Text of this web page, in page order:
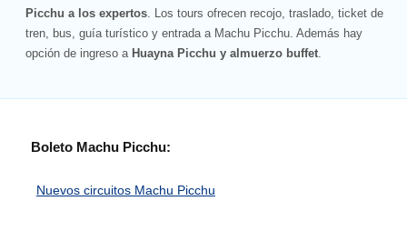
Picchu a los expertos. Los tours ofrecen recojo, traslado, ticket de
tren, bus, guía turístico y entrada a Machu Picchu. Además hay
opción de ingreso a Huayna Picchu y almuerzo buffet.
Boleto Machu Picchu:
Nuevos circuitos Machu Picchu